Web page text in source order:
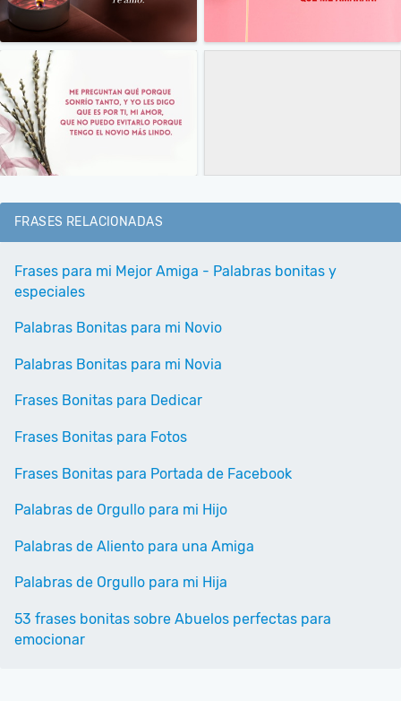
FRASES RELACIONADAS
Frases para mi Mejor Amiga - Palabras bonitas y
especiales
Palabras Bonitas para mi Novio
Palabras Bonitas para mi Novia
Frases Bonitas para Dedicar
Frases Bonitas para Fotos
Frases Bonitas para Portada de Facebook
Palabras de Orgullo para mi Hijo
Palabras de Aliento para una Amiga
Palabras de Orgullo para mi Hija
53 frases bonitas sobre Abuelos perfectas para
emocionar